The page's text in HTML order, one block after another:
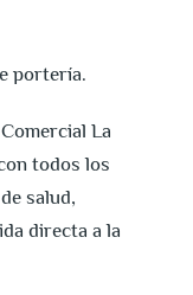
portería.
La
todos los
salud,
directa a la